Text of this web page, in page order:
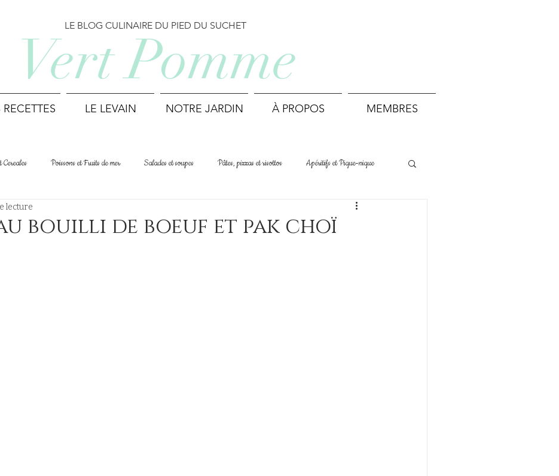
Vert Pomme
LE LEVAIN NOTRE JARDIN À PROPOS MEMBRES
LE BLOG CULINAIRE DU PIED DU SUCHET
Cereales Poissons et Fruits de mer Salades et soupes Pâtes, pizzas et risottos Apéritifs et Pique-nique
bouilli de boeuf et pak choï
lecture